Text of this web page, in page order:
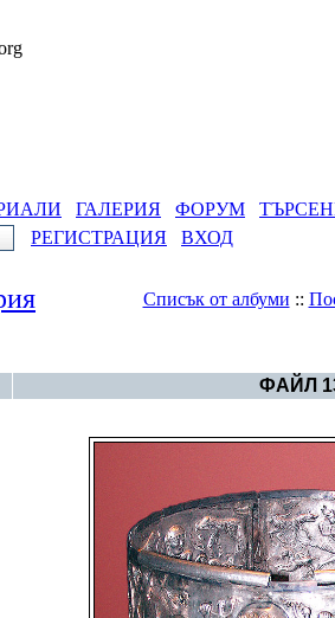
ГАЛЕРИЯ ФОРУМ
РЕГИСТРАЦИЯ
ВХОД
Списък от албуми ::
ФАЙЛ